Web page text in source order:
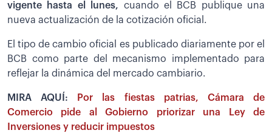
vigente hasta el lunes, cuando el BCB publique una
nueva actualización de la cotización oficial.
El tipo de cambio oficial es publicado diariamente por el
BCB como parte del mecanismo implementado para
reflejar la dinámica del mercado cambiario.
MIRA AQUÍ:
Por las fiestas patrias, Cámara de
Comercio pide al Gobierno priorizar una Ley de
Inversiones y reducir impuestos